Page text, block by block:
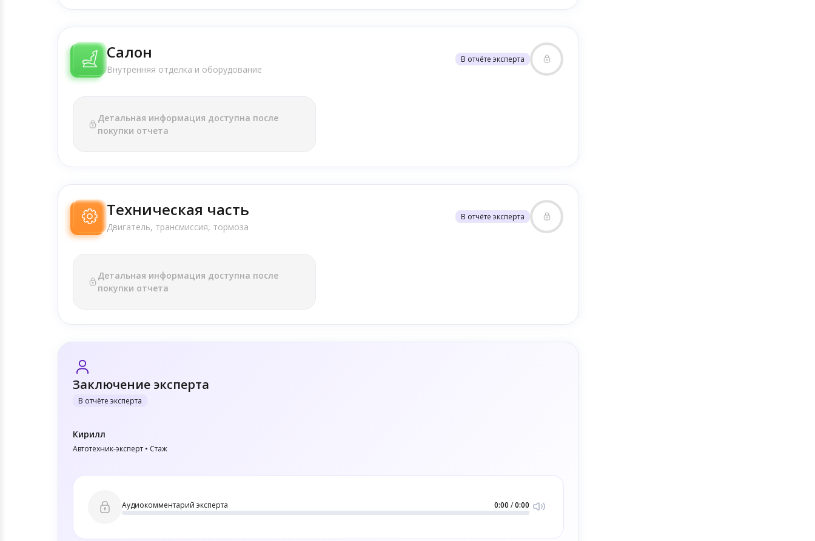
Салон
Внутренняя отделка и оборудование
В отчёте эксперта
Детальная информация доступна после
покупки отчета
Техническая часть
Двигатель, трансмиссия, тормоза
В отчёте эксперта
Детальная информация доступна после
покупки отчета
Заключение эксперта
В отчёте эксперта
Кирилл
Автотехник-эксперт • Стаж
Аудиокомментарий эксперта 0:00 /0:00